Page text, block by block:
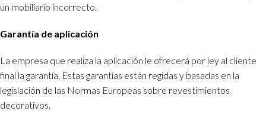
un mobiliario incorrecto.
Garantía de aplicación
La empresa que realiza la aplicación le ofrecerá por ley al cliente
final la garantía. Estas garantías están regidas y basadas en la
legislación de las Normas Europeas sobre revestimientos
decorativos.